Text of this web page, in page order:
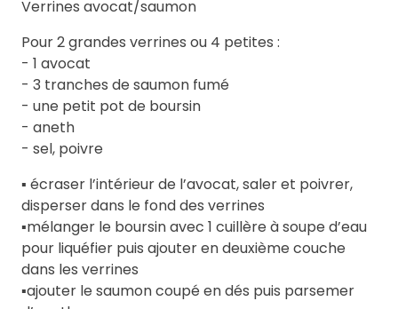
Verrines avocat/saumon
Pour 2 grandes verrines ou 4 petites :
- 1 avocat
- 3 tranches de saumon fumé
- une petit pot de boursin
- aneth
- sel, poivre
▪️ écraser l’intérieur de l’avocat, saler et poivrer,
disperser dans le fond des verrines
▪️mélanger le boursin avec 1 cuillère à soupe d’eau
pour liquéfier puis ajouter en deuxième couche
dans les verrines
▪️ajouter le saumon coupé en dés puis parsemer